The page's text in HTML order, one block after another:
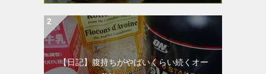
【日記】腹持ちがやばいくらい続くオー